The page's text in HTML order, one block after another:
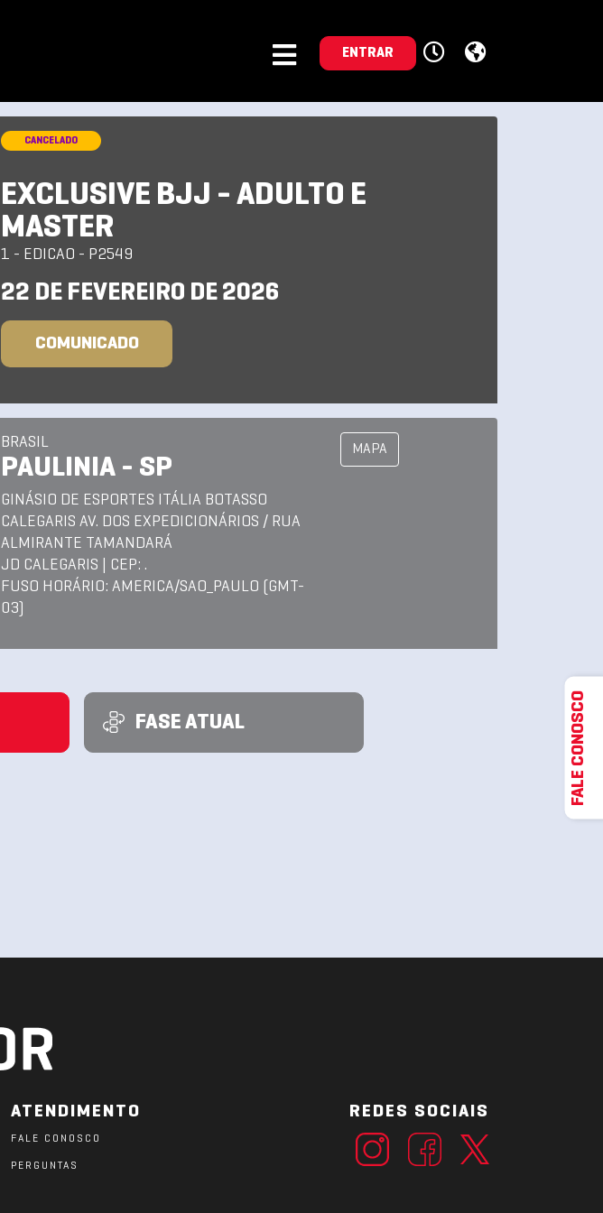
ENTRAR
CANCELADO
EXCLUSIVE BJJ - ADULTO E
MASTER
1 - EDICAO - P2549
22 DE FEVEREIRO DE 2026
COMUNICADO
BRASIL
PAULINIA - SP
GINÁSIO DE ESPORTES ITÁLIA BOTASSO
CALEGARIS AV. DOS EXPEDICIONÁRIOS / RUA
ALMIRANTE TAMANDARÁ
JD CALEGARIS | CEP: .
FUSO HORÁRIO: AMERICA/SAO_PAULO (GMT-
03)
MAPA
FASE ATUAL
ATENDIMENTO
FALE CONOSCO
PERGUNTAS
REDES SOCIAIS
FALE CONOSCO